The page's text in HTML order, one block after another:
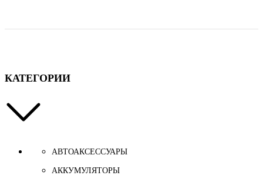
КАТЕГОРИИ
АВТОАКСЕССУАРЫ
АККУМУЛЯТОРЫ